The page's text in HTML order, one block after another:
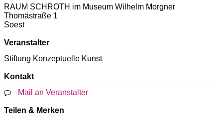
RAUM SCHROTH im Museum Wilhelm Morgner
Thomästraße 1
Soest
Veranstalter
Stiftung Konzeptuelle Kunst
Kontakt
Mail an Veranstalter
Teilen & Merken